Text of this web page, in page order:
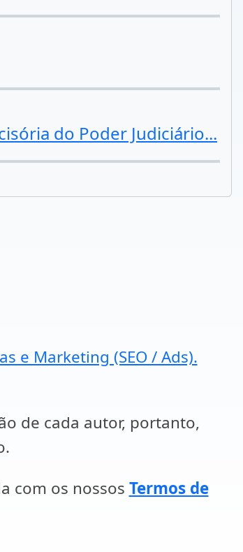
do Poder Judiciário...
e Marketing (SEO / Ads).
de cada autor, portanto,
com os nossos Termos de